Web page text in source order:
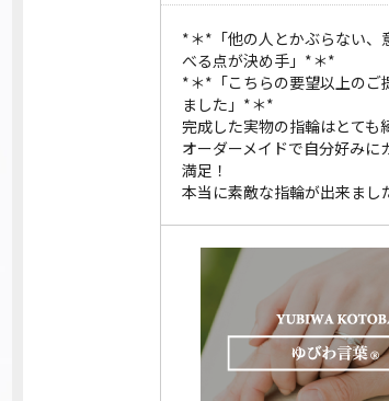
*＊*「他の人とかぶらない、
べる点が決め手」*＊*
*＊*「こちらの要望以上のご
ました」*＊*
完成した実物の指輪はとても
オーダーメイドで自分好みに
満足！
本当に素敵な指輪が出来まし